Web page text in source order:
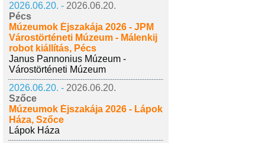
2026.06.20. - 2026.06.20.
Pécs
Múzeumok Éjszakája 2026 - JPM
Várostörténeti Múzeum - Málenkij
robot kiállítás, Pécs
Janus Pannonius Múzeum -
Várostörténeti Múzeum
2026.06.20. - 2026.06.20.
Szőce
Múzeumok Éjszakája 2026 - Lápok
Háza, Szőce
Lápok Háza